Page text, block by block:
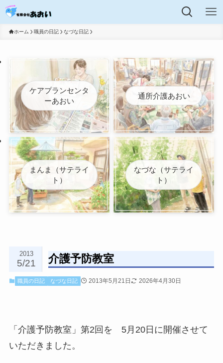
ホーム 職員の日記 なづな日記
ケアプランセンタ
ーあおい
通所介護あおい
まんま（サテライ
ト）
なづな（サテライ
ト）
介護予防教室
2013
5/21
職員の日記 なづな日記 2013年5月21日 2026年4月30日
「介護予防教室」第2回を 5月20日に開催させて
いただきました。